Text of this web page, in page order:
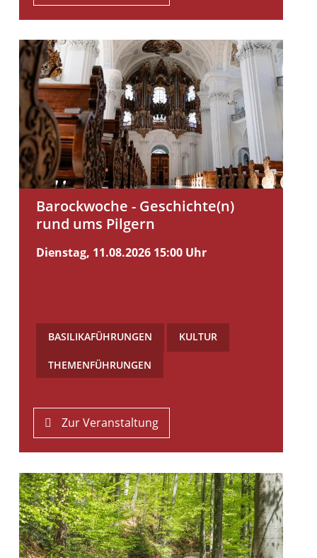
Barockwoche - Geschichte(n)
rund ums Pilgern
Dienstag, 11.08.2026 15:00 Uhr
BASILIKAFÜHRUNGEN KULTUR
THEMENFÜHRUNGEN
Zur Veranstaltung